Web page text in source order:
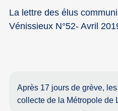
La lettre des élus
Vénissieux N°52- Avril
Après 17 jours de grève,
collecte de la Métropole de